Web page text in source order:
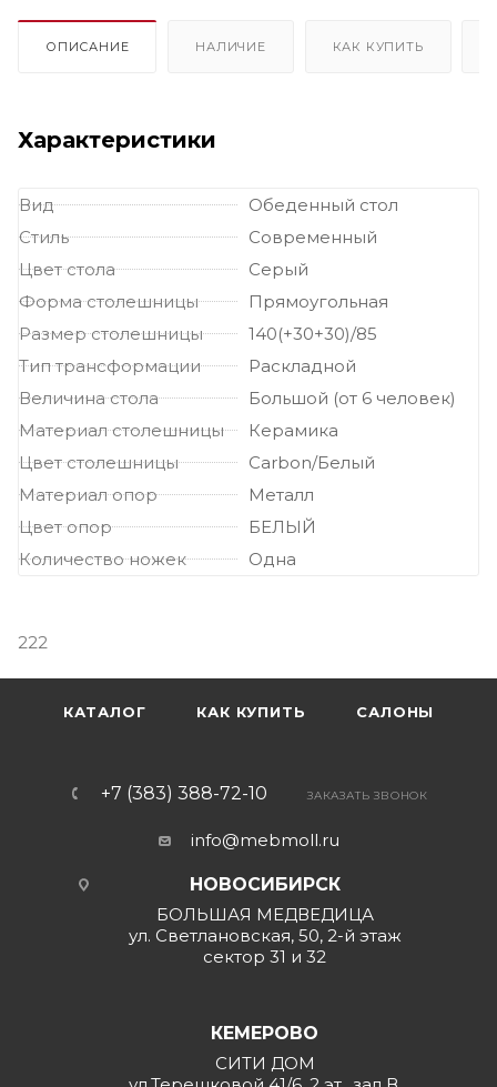
Стеклянные столы на одной ножке
столы Раздвижные и раскладные прямоугольные столы
большие
ОПИСАНИЕ НАЛИЧИЕ КАК КУПИТЬ
Характеристики
Вид
Обеденный стол
Стиль
Современный
Цвет стола
Серый
Форма столешницы
Прямоугольная
Размер столешницы
140(+30+30)/85
Тип трансформации
Раскладной
Величина стола
Большой (от 6 человек)
Материал столешницы
Керамика
Цвет столешницы
Carbon/Белый
Материал опор
Металл
Цвет опор
БЕЛЫЙ
Количество ножек
Одна
222
КАТАЛОГ КАК КУПИТЬ САЛОНЫ
+7 (383) 388-72-10 ЗАКАЗАТЬ ЗВОНОК
info@mebmoll.ru
НОВОСИБИРСК
БОЛЬШАЯ МЕДВЕДИЦА
ул. Светлановская, 50, 2-й этаж
сектор 31 и 32
КЕМЕРОВО
СИТИ ДОМ